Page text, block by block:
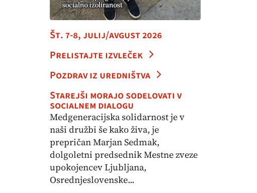
Št. 7-8, julij/avgust 2026
Prelistajte izvleček
Pozdrav iz uredništva
Starejši morajo sodelovati v
socialnem dialogu
Medgeneracijska solidarnost je v
naši družbi še kako živa, je
prepričan Marjan Sedmak,
dolgoletni predsednik Mestne zveze
upokojencev Ljubljana,
Osrednjeslovenske...